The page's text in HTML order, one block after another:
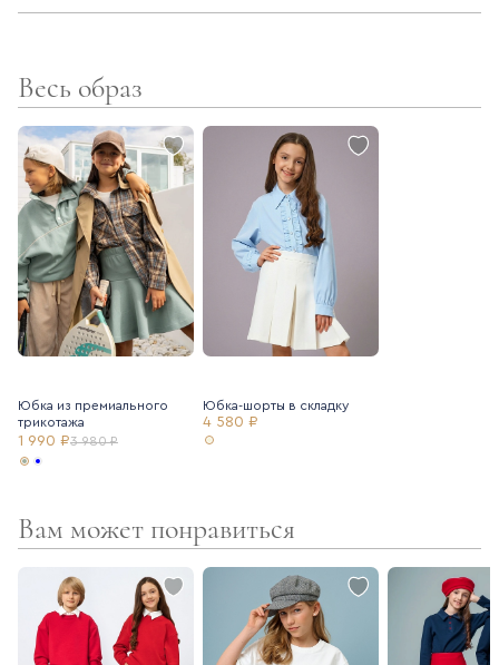
Весь образ
Юбка из премиального
трикотажа
1 990 ₽3 980 ₽
Юбка-шорты в складку
4 580 ₽
Вам может понравиться